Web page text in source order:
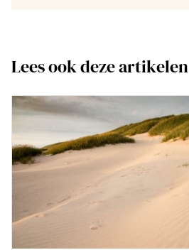
Lees ook deze artikelen